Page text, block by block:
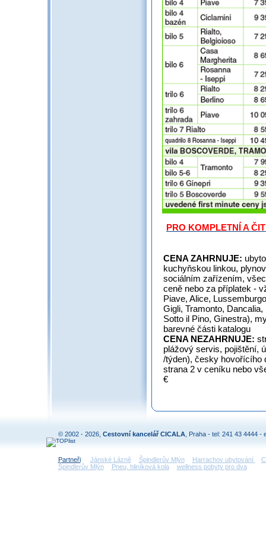
PRO KOMPLETNÍ A
CENA ZAHRNUJE:
kuchyňskou linkou,
sociálním zařízením,
ceně nebo za příplatek -
Piave, Alice,
Gigli, Tramonto,
Sotto il Pino, Ginestra),
barevné části katalogu
CENA NEZAHRNUJE:
plážový servis, pojištění,
/týden), česky hovořícího
strana 2 v ceníku nebo
€
© 2002 - 2026, Cestovní kancelář CICALA , Praha - tel: 241 43 4444 -
Partneři: Jánské Lázně Špindlerův Mlýn Harrachov ubytování
Špindlerův Mlýn
Pneu, hliníková kola wellness pobyty pro dva